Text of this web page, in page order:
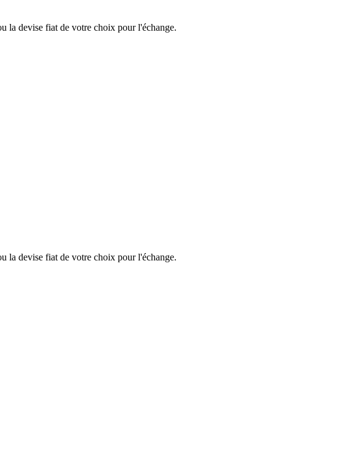
la devise fiat de votre choix pour l'échange.
la devise fiat de votre choix pour l'échange.